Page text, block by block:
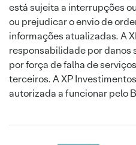
está sujeita a interrupções
ou prejudicar o envio de
informações atualizadas. A
responsabilidade por danos
por força de falha de
terceiros. A XP
autorizada a funcionar pelo